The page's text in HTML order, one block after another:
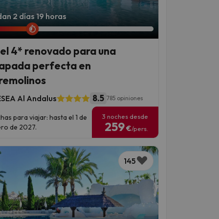
2 días 19 horas
4* renovado para una
perfecta en
Al Andalus 8.5 785 opiniones
para viajar: hasta el 1 de
de 2027.
3 noches desde
259€/pers.
145